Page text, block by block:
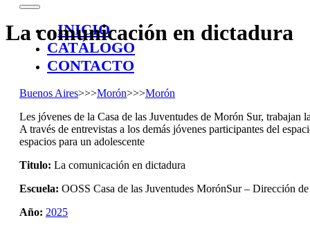
INICIO
CATÁLOGO
CONTACTO
La comunicación en dictadura
Buenos Aires>>>Morón>>>Morón
Les jóvenes de la Casa de las Juventudes de Morón Sur,
A través de entrevistas a los demás jóvenes participantes del
espacios para un adolescente
Titulo: La comunicación en dictadura
Escuela: OOSS Casa de las Juventudes MorónSur – Dirección
Año: 2025